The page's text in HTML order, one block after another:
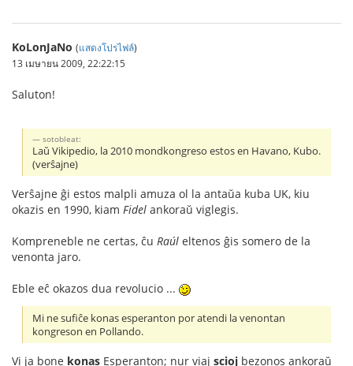
KoLonJaNo (แสดงโปรไฟล์)
13 เมษายน 2009, 22:22:15
Saluton!
sotobleat:
Laŭ Vikipedio, la 2010 mondkongreso estos en Havano, Kubo.
(verŝajne)
Verŝajne ĝi estos malpli amuza ol la antaŭa kuba UK, kiu
okazis en 1990, kiam Fidel ankoraŭ viglegis.
Kompreneble ne certas, ĉu Raúl eltenos ĝis somero de la
venonta jaro.
Eble eĉ okazos dua revolucio ...
Mi ne sufiĉe konas esperanton por atendi la venontan
kongreson en Pollando.
Vi ja bone konas Esperanton; nur viaj scioj bezonos ankoraŭ